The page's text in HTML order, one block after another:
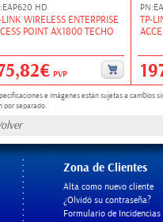
HD
LINK WIRELESS ENTERPRISE
POINT AX1800 TECHO
PVP
TP-
e imágenes están sujetas a cambios
por separado.
Zona de Clientes
Alta como nuevo cliente
¿Olvidó su contraseña?
Formulario de Incidencias